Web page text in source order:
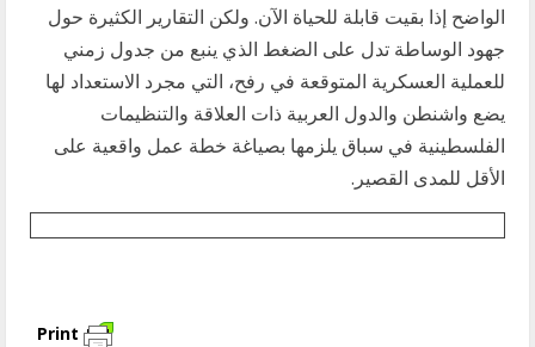
الواضح إذا بقيت قابلة للحياة الآن. ولكن التقارير الكثيرة حول
جهود الوساطة تدل على الضغط الذي ينبع من جدول زمني
للعملية العسكرية المتوقعة في رفح، التي مجرد الاستعداد لها
يضع واشنطن والدول العربية ذات العلاقة والتنظيمات
الفلسطينية في سباق يلزمها بصياغة خطة عمل واقعية على
الأقل للمدى القصير.
Print